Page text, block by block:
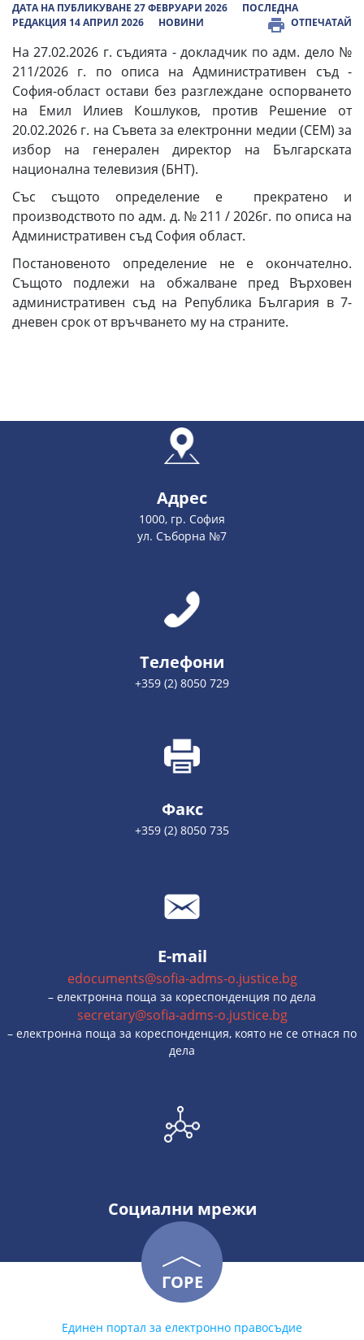
ДАТА НА ПУБЛИКУВАНЕ 27 ФЕВРУАРИ 2026
ПОСЛЕДНА
РЕДАКЦИЯ 14 АПРИЛ 2026
НОВИНИ ОТПЕЧАТАЙ
На 27.02.2026 г. съдията - докладчик по адм. дело №
211/2026 г. по описа на Административен съд -
София-област остави без разглеждане оспорването
на Емил Илиев Кошлуков, против Решение от
20.02.2026 г. на Съвета за електронни медии (СЕМ) за
избор на генерален директор на Българската
национална телевизия (БНТ).
Със същото определение е прекратено и
производството по адм. д. № 211 / 2026г. по описа на
Административен съд София област.
Постановеното определение не е окончателно.
Същото подлежи на обжалване пред Върховен
административен съд на Република България в 7-
дневен срок от връчването му на страните.
Адрес
1000, гр. София
ул. Съборна №7
Телефони
+359 (2) 8050 729
Факс
+359 (2) 8050 735
E-mail
edocuments@sofia-adms-o.justice.bg
– електронна поща за кореспонденция по дела
secretary@sofia-adms-o.justice.bg
– електронна поща за кореспонденция, която не се отнася по
дела
Социални мрежи
ГОРЕ
Единен портал за електронно правосъдие